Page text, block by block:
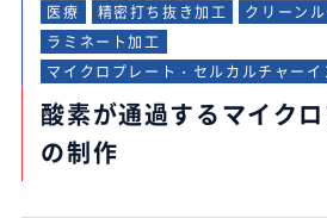
医療 精密打ち抜き加工
クリーン
ラミネート加工
マイクロプレート・セルカルチャーイ
酸素が通過するマイク
の制作